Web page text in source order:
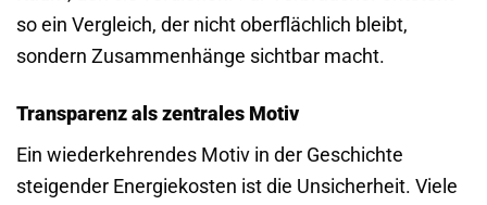
so ein Vergleich, der nicht oberflächlich bleibt,
sondern Zusammenhänge sichtbar macht.
Transparenz als zentrales Motiv
Ein wiederkehrendes Motiv in der Geschichte
steigender Energiekosten ist die Unsicherheit. Viele